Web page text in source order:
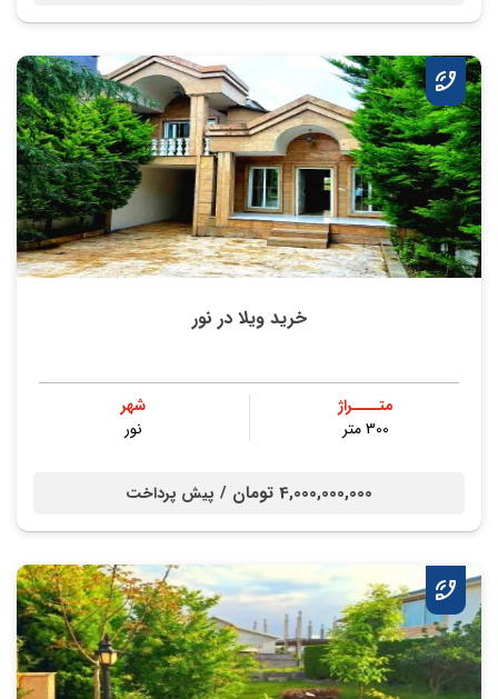
خرید ویلا در نور
متــــراژ
300 متر
شهر
نور
4,000,000,000 تومان / پیش پرداخت